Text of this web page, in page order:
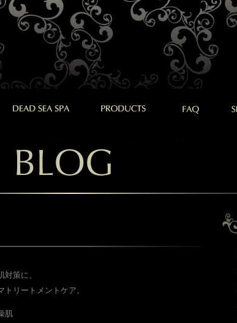
対策に、
リートメントケア。
肌